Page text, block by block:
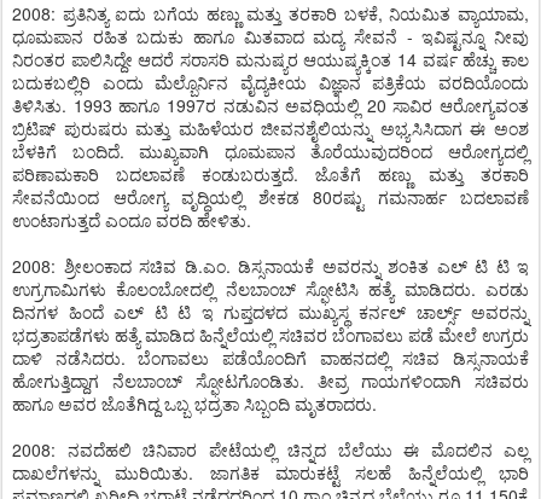
2008: ಪ್ರತಿನಿತ್ಯ ಐದು ಬಗೆಯ ಹಣ್ಣು ಮತ್ತು ತರಕಾರಿ ಬಳಕೆ, ನಿಯಮಿತ ವ್ಯಾಯಾಮ,
ಧೂಮಪಾನ ರಹಿತ ಬದುಕು ಹಾಗೂ ಮಿತವಾದ ಮದ್ಯ ಸೇವನೆ - ಇವಿಷ್ಟನ್ನೂ ನೀವು
ನಿರಂತರ ಪಾಲಿಸಿದ್ದೇ ಆದರೆ ಸರಾಸರಿ ಮನುಷ್ಯರ ಆಯುಷ್ಯಕ್ಕಿಂತ 14 ವರ್ಷ ಹೆಚ್ಚು ಕಾಲ
ಬದುಕಬಲ್ಲಿರಿ ಎಂದು ಮೆಲ್ಬೊರ್ನಿನ ವೈದ್ಯಕೀಯ ವಿಜ್ಞಾನ ಪತ್ರಿಕೆಯ ವರದಿಯೊಂದು
ತಿಳಿಸಿತು. 1993 ಹಾಗೂ 1997ರ ನಡುವಿನ ಅವಧಿಯಲ್ಲಿ 20 ಸಾವಿರ ಆರೋಗ್ಯವಂತ
ಬ್ರಿಟಿಷ್ ಪುರುಷರು ಮತ್ತು ಮಹಿಳೆಯರ ಜೀವನಶೈಲಿಯನ್ನು ಅಭ್ಯಸಿಸಿದಾಗ ಈ ಅಂಶ
ಬೆಳಕಿಗೆ ಬಂದಿದೆ. ಮುಖ್ಯವಾಗಿ ಧೂಮಪಾನ ತೊರೆಯುವುದರಿಂದ ಆರೋಗ್ಯದಲ್ಲಿ
ಪರಿಣಾಮಕಾರಿ ಬದಲಾವಣೆ ಕಂಡುಬರುತ್ತದೆ. ಜೊತೆಗೆ ಹಣ್ಣು ಮತ್ತು ತರಕಾರಿ
ಸೇವನೆಯಿಂದ ಆರೋಗ್ಯ ವೃದ್ಧಿಯಲ್ಲಿ ಶೇಕಡ 80ರಷ್ಟು ಗಮನಾರ್ಹ ಬದಲಾವಣೆ
ಉಂಟಾಗುತ್ತದೆ ಎಂದೂ ವರದಿ ಹೇಳಿತು.
2008: ಶ್ರೀಲಂಕಾದ ಸಚಿವ ಡಿ.ಎಂ. ಡಿಸ್ಸನಾಯಕೆ ಅವರನ್ನು ಶಂಕಿತ ಎಲ್ ಟಿ ಟಿ ಇ
ಉಗ್ರಗಾಮಿಗಳು ಕೊಲಂಬೋದಲ್ಲಿ ನೆಲಬಾಂಬ್ ಸ್ಫೋಟಿಸಿ ಹತ್ಯೆ ಮಾಡಿದರು. ಎರಡು
ದಿನಗಳ ಹಿಂದೆ ಎಲ್ ಟಿ ಟಿ ಇ ಗುಪ್ತದಳದ ಮುಖ್ಯಸ್ಥ ಕರ್ನಲ್ ಚಾರ್ಲ್ಸ್ ಅವರನ್ನು
ಭದ್ರತಾಪಡೆಗಳು ಹತ್ಯೆ ಮಾಡಿದ ಹಿನ್ನೆಲೆಯಲ್ಲಿ ಸಚಿವರ ಬೆಂಗಾವಲು ಪಡೆ ಮೇಲೆ ಉಗ್ರರು
ದಾಳಿ ನಡೆಸಿದರು. ಬೆಂಗಾವಲು ಪಡೆಯೊಂದಿಗೆ ವಾಹನದಲ್ಲಿ ಸಚಿವ ಡಿಸ್ಸನಾಯಕೆ
ಹೋಗುತ್ತಿದ್ದಾಗ ನೆಲಬಾಂಬ್ ಸ್ಫೋಟಗೊಂಡಿತು. ತೀವ್ರ ಗಾಯಗಳಿಂದಾಗಿ ಸಚಿವರು
ಹಾಗೂ ಅವರ ಜೊತೆಗಿದ್ದ ಒಬ್ಬ ಭದ್ರತಾ ಸಿಬ್ಬಂದಿ ಮೃತರಾದರು.
2008: ನವದೆಹಲಿ ಚಿನಿವಾರ ಪೇಟೆಯಲ್ಲಿ ಚಿನ್ನದ ಬೆಲೆಯು ಈ ಮೊದಲಿನ ಎಲ್ಲ
ದಾಖಲೆಗಳನ್ನು ಮುರಿಯಿತು. ಜಾಗತಿಕ ಮಾರುಕಟ್ಟೆ ಸಲಹೆ ಹಿನ್ನೆಲೆಯಲ್ಲಿ ಭಾರಿ